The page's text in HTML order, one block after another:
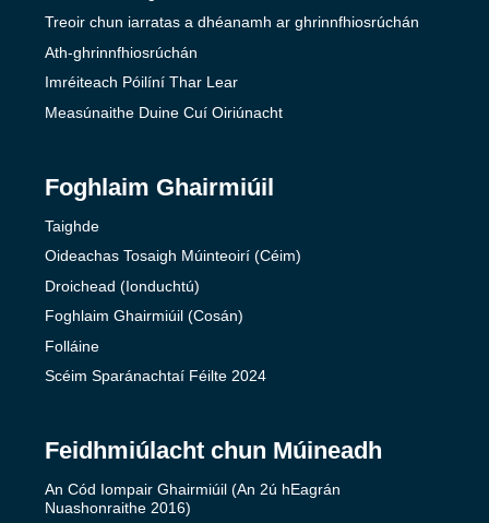
Treoir chun iarratas a dhéanamh ar ghrinnfhiosrúchán
Ath-ghrinnfhiosrúchán
Imréiteach Póilíní Thar Lear
Measúnaithe Duine Cuí Oiriúnacht
Foghlaim Ghairmiúil
Taighde
Oideachas Tosaigh Múinteoirí (Céim)
Droichead (Ionduchtú)
Foghlaim Ghairmiúil (Cosán)
Folláine
Scéim Sparánachtaí Féilte 2024
Feidhmiúlacht chun Múineadh
An Cód Iompair Ghairmiúil (An 2ú hEagrán
Nuashonraithe 2016)